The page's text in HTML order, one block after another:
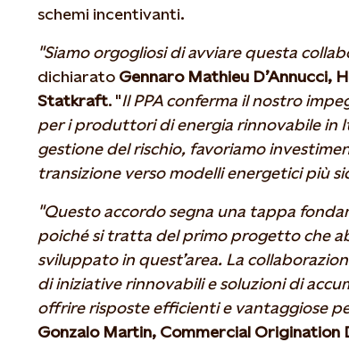
schemi incentivanti.
"Siamo orgogliosi di avviare questa
dichiarato Gennaro Mathieu D’Annucci,
Statkraft. "Il PPA conferma il nostro
per i produttori di energia rinnovabile in
gestione del rischio, favoriamo
transizione verso modelli energetici più
"Questo accordo segna una tappa
poiché si tratta del primo progetto che
sviluppato in quest’area. La
di iniziative rinnovabili e soluzioni di
offrire risposte efficienti e vantaggiose
Gonzalo Martin, Commercial Origination